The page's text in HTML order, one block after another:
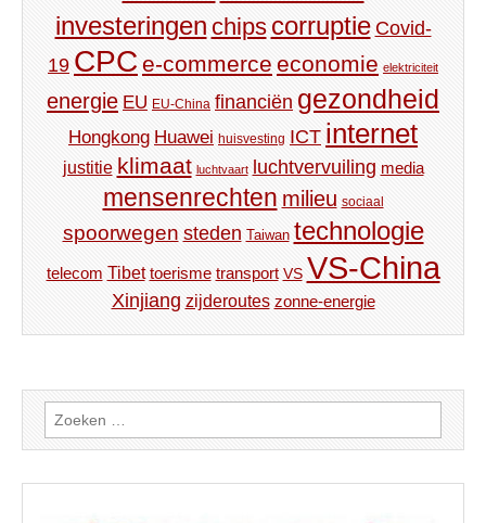
investeringen chips corruptie Covid-
19 CPC e-commerce economie elektriciteit
energie EU EU-China financiën gezondheid
Hongkong Huawei huisvesting ICT internet
justitie klimaat luchtvaart luchtvervuiling media
mensenrechten milieu sociaal
spoorwegen steden Taiwan technologie
telecom Tibet toerisme transport VS VS-China
Xinjiang zijderoutes zonne-energie
Zoeken
naar: